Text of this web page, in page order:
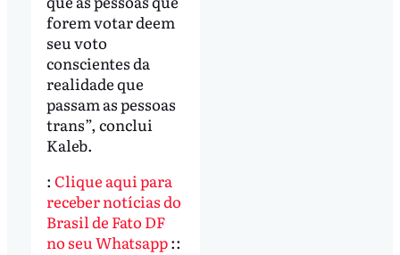
forem votar deem
seu voto
conscientes da
realidade que
passam as pessoas
trans”, conclui
Kaleb.
: Clique aqui para
receber notícias do
Brasil de Fato DF
no seu Whatsapp::